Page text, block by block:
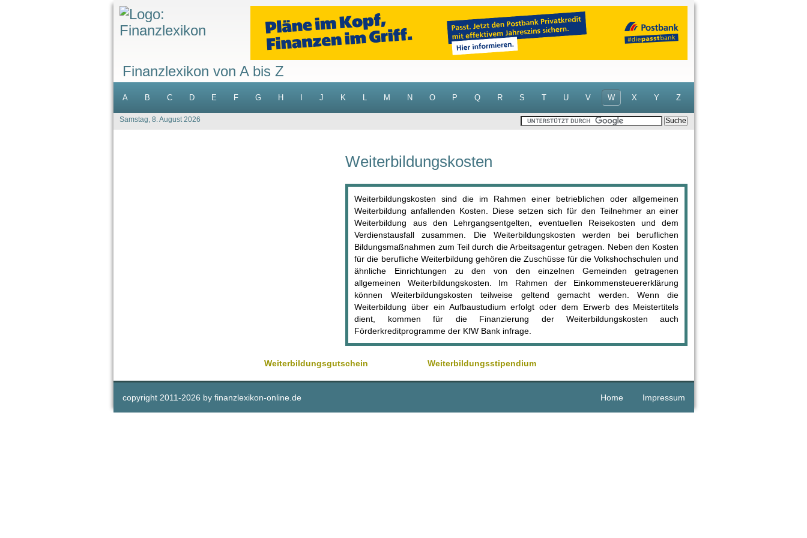
Finanzlexikon von A bis Z
A B C D E F G H J K L M N O P Q R S T U V W X Y Z
Samstag, 8. August 2026
Weiterbildungskosten
Weiterbildungskosten sind die im Rahmen einer betrieblichen oder allgemeinen
Weiterbildung anfallenden Kosten. Diese setzen sich für den Teilnehmer an einer
Weiterbildung aus den Lehrgangsentgelten, eventuellen Reisekosten und dem
Verdienstausfall zusammen. Die Weiterbildungskosten werden bei beruflichen
Bildungsmaßnahmen zum Teil durch die Arbeitsagentur getragen. Neben den Kosten
für die berufliche Weiterbildung gehören die Zuschüsse für die Volkshochschulen und
ähnliche Einrichtungen zu den von den einzelnen Gemeinden getragenen
allgemeinen Weiterbildungskosten. Im Rahmen der Einkommensteuererklärung
können Weiterbildungskosten teilweise geltend gemacht werden. Wenn die
Weiterbildung über ein Aufbaustudium erfolgt oder dem Erwerb des Meistertitels
dient, kommen für die Finanzierung der Weiterbildungskosten auch
Förderkreditprogramme der KfW Bank infrage.
Weiterbildungsgutschein Weiterbildungsstipendium
copyright 2011-2026 by finanzlexikon-online.de Home Impressum